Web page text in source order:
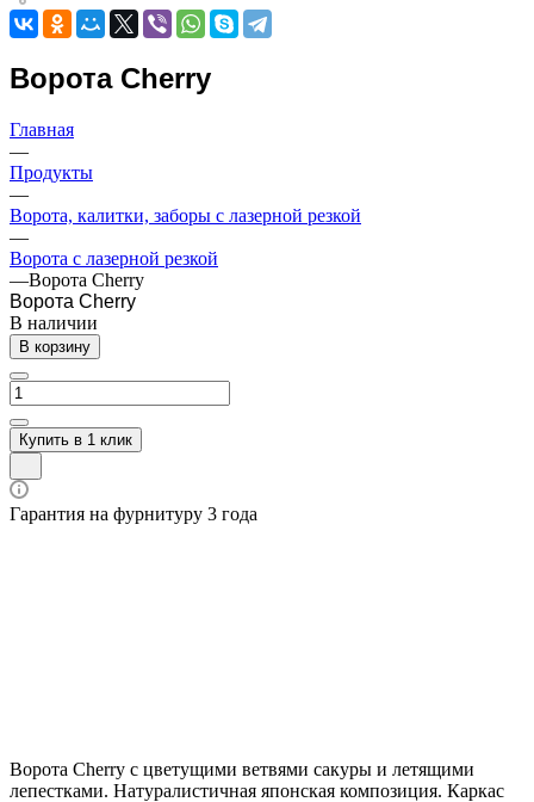
Ворота Cherry
Главная
—
Продукты
—
Ворота, калитки, заборы с лазерной резкой
—
Ворота с лазерной резкой
—Ворота Cherry
Ворота Cherry
В наличии
В корзину
Купить в 1 клик
Гарантия на фурнитуру 3 года
Ворота Cherry с цветущими ветвями сакуры и летящими
лепестками. Натуралистичная японская композиция. Каркас